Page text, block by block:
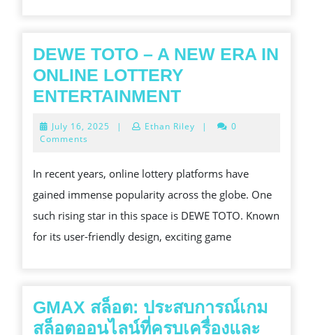
RTP
DEWE TOTO – A NEW ERA IN
ONLINE LOTTERY
ENTERTAINMENTDEWE
NEW
ERA
IN
ONLINE
July 16, 2025 July| Ethan Riley |
0
Comments
In recent years, online lottery platforms have
gained immense popularity across the globe. One
such rising star in this space is DEWE TOTO. Known
for its user-friendly design, exciting game
GMAX สล็อต: ประสบการณ์เกม
สล็อตออนไลน์ที่ครบเครื่องและ